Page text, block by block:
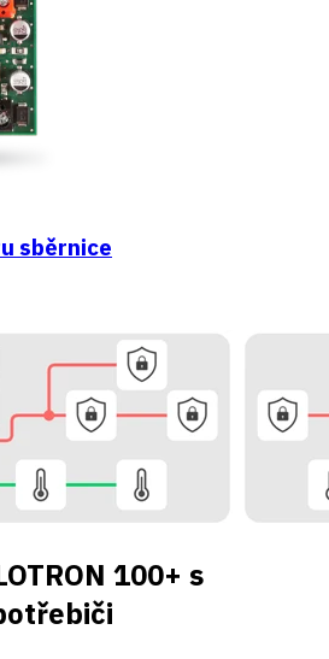
sběrnice
100+ s